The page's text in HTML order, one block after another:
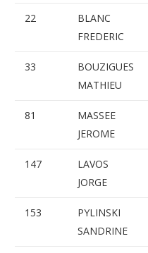
22
BLANC
FREDERIC
33
BOUZIGUES
MATHIEU
81
MASSEE
JEROME
147
LAVOS
JORGE
153
PYLINSKI
SANDRINE